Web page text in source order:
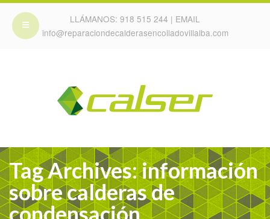
LLÁMANOS: 918 515 244 | EMAIL
info@reparaciondecalderasencolladovillalba.com
Tag Archives: información
sobre calderas de
condensación